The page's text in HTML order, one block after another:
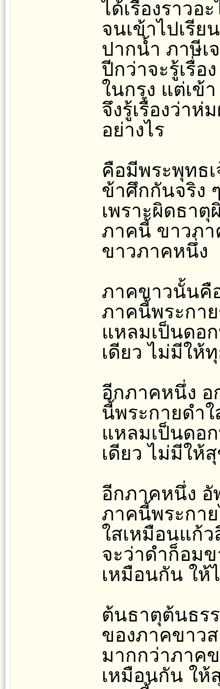
ได้เรื่องราวอ
จนเข้าไปเรี
ปากน้ำ ภาษีเ
ปีกว่าจะรู้เรื่อ
ในกรุง แต่เข้
จึงรู้เรื่องว่า
อย่างไร
คือมีพระพุทธ
ข้าศึกกันจริง
เพราะผิดธา
ภาคนี้ ขาวภ
ขาวภาคหนึ่ง
ภาคขาวนั้นคื
ภาคนี้พระกา
แหลมเป็นดอ
เดียว ไม่มีให้
อีกภาคหนึ่ง อ
นี้พระกายดำ
แหลมเป็นดอ
เดียว ไม่มีให้
อีกภาคหนึ่ง อั
ภาคนี้พระกา
ใสเหมือนแก้
จะว่าดำก็อม
เหมือนกัน ใ
ต้นธาตุต้นธร
ของภาคขาว
มากกว่าภาค
เหมือนกัน ให้